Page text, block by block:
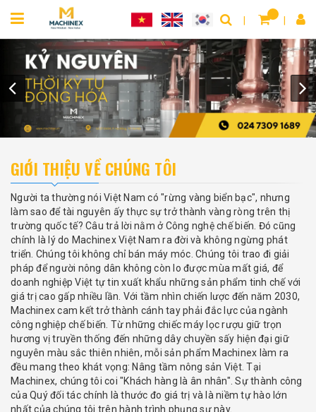
GIỚI THIỆU VỀ CHÚNG TÔI
Người ta thường nói Việt Nam có "rừng vàng biển bạc", nhưng
làm sao để tài nguyên ấy thực sự trở thành vàng ròng trên thị
trường quốc tế? Câu trả lời nằm ở Công nghệ chế biến. Đó cũng
chính là lý do Machinex Việt Nam ra đời và không ngừng phát
triển. Chúng tôi không chỉ bán máy móc. Chúng tôi trao đi giải
pháp để người nông dân không còn lo được mùa mất giá, để
doanh nghiệp Việt tự tin xuất khẩu những sản phẩm tinh chế với
giá trị cao gấp nhiều lần. Với tầm nhìn chiến lược đến năm 2030,
Machinex cam kết trở thành cánh tay phải đắc lực của ngành
công nghiệp chế biến. Từ những chiếc máy lọc rượu giữ trọn
hương vị truyền thống đến những dây chuyền sấy hiện đại giữ
nguyên màu sắc thiên nhiên, mỗi sản phẩm Machinex làm ra
đều mang theo khát vọng: Nâng tầm nông sản Việt. Tại
Machinex, chúng tôi coi "Khách hàng là ân nhân". Sự thành công
của Quý đối tác chính là thước đo giá trị và là niềm tự hào lớn
nhất của chúng tôi trên hành trình phụng sự này.